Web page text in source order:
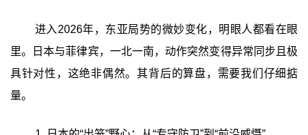
进入2026年，东亚局势的微妙变化，明眼人都看在眼
里。日本与菲律宾，一北一南，动作突然变得异常同步且极
具针对性，这绝非偶然。其背后的算盘，需要我们仔细掂
量。